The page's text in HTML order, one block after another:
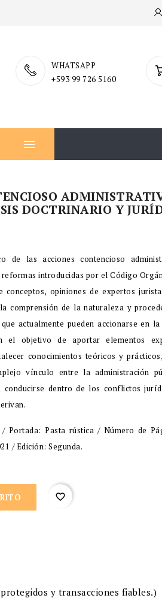
WHATSAPP
+593 99 726 5160

DOCTRINARIO Y
de las acciones contencioso
introducidas por el Código
conceptos, opiniones de expertos
comprensión de la naturaleza y
actualmente pueden accionarse en
el objetivo de aportar elementos
conocimientos teóricos y
vínculo entre la administración
conducirse dentro de los conflictos
Portada: Pasta rústica / Número de
/ Edición: Segunda.
favorite_border
y transacciones fiables.)